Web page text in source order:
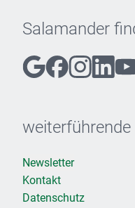
Salamander
weiterführende
Newsletter
Kontakt
Datenschutz